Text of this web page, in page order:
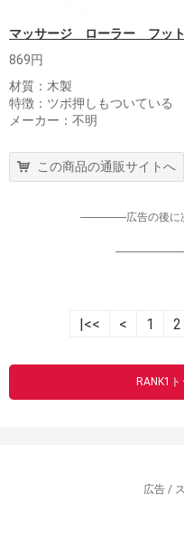
マッサージ ローラー フット
869円
材質：木製
特徴：ツボ押しもついている
メーカー：不明
この商品の通販サイトへ
-----------------広告の後
|<< < 1 2
RANK1
広告 /